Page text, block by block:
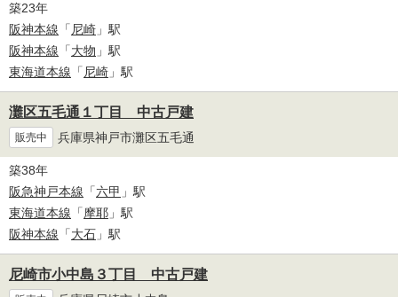
築23年
阪神本線 「 尼崎 」駅
阪神本線 「大物 」駅
東海道本線 「 尼崎 」駅
灘区五毛通１丁目 中古戸建
販売中 兵庫県神戸市灘区五毛通
築38年
阪急神戸本線 「六甲 」駅
東海道本線 「摩耶 」駅
阪神本線 「大石 」駅
尼崎市小中島３丁目 中古戸建